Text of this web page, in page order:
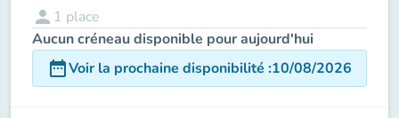
person 1 place
Aucun créneau disponible pour aujourd'hui
date_rangeVoir la prochaine disponibilité :10/08/2026